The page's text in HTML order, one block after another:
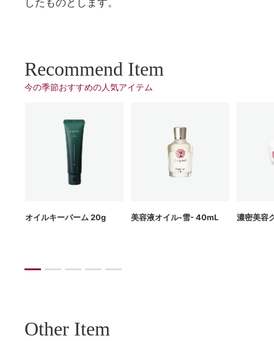
Recommend Item
今の季節おすすめの⼈気アイテム
オイルキーバーム 20g 美容液オイル-雪- 40mL 濃密美容
Other Item